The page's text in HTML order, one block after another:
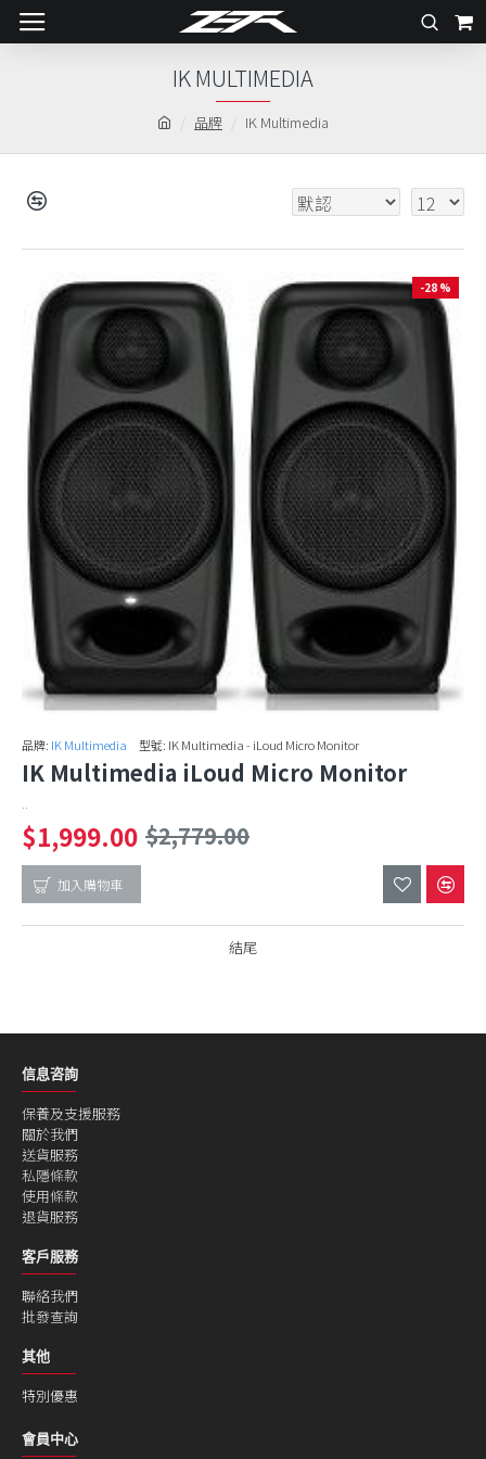
品牌 IK Multimedia
IK MULTIMEDIA
-28 %
品牌: IK Multimedia 型號: IK Multimedia - iLoud Micro Monitor
IK Multimedia iLoud Micro Monitor
..
$1,999.00 $2,779.00
加入購物車
結尾
信息咨詢
保養及支援服務
關於我們
送貨服務
私隱條款
使用條款
退貨服務
客戶服務
聯絡我們
批發查詢
其他
特別優惠
會員中心